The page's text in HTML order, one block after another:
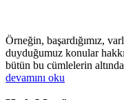
Örneğin, başardığımız,
duyduğumuz konular
bütün bu cümlelerin
devamını oku